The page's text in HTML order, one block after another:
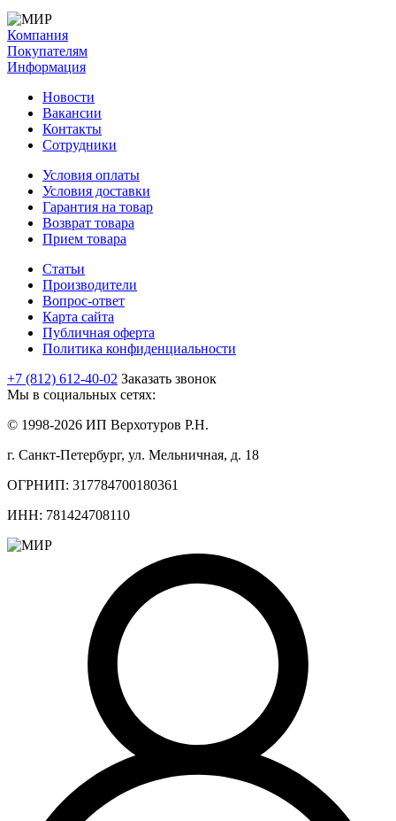
Компания
Покупателям
Информация
Новости
Вакансии
Контакты
Сотрудники
Условия оплаты
Условия доставки
Гарантия на товар
Возврат товара
Прием товара
Статьи
Производители
Вопрос-ответ
Карта сайта
Публичная оферта
Политика конфиденциальности
+7 (812) 612-40-02 Заказать звонок
Мы в социальных сетях:
© 1998-2026 ИП Верхотуров Р.Н.
г. Санкт-Петербург, ул. Мельничная, д. 18
ОГРНИП: 317784700180361
ИНН: 781424708110